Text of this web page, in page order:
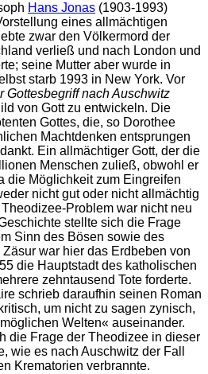
Hans Jonas (1903-1993)
eines allmächtigen
zwar den Völkermord der
verließ und nach London und
seine Mutter aber wurde in
starb 1993 in New York. Vor
Gottesbegriff nach Auschwitz
von Gott zu entwickeln. Die
Gottes, die, so Dorothee
Machtdenken entsprungen
Ein allmächtiger Gott, der die
Menschen zuließ, obwohl er
die Möglichkeit zum Eingreifen
nicht gut oder nicht allmächtig
Problem war nicht neu
stellte sich die Frage
Sinn des Bösen sowie des
war hier das Erdbeben von
die Hauptstadt des katholischen
zehntausend Tote forderte.
schrieb daraufhin seinen Roman
um nicht zu sagen zynisch,
Welten« auseinander.
die Frage der Theodizee in dieser
wie es nach Auschwitz der Fall
Krematorien verbrannte.